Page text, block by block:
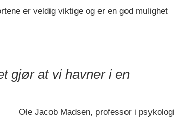
er veldig viktige og er en god mulighet
gjør at vi havner i en
Ole Jacob Madsen, professor i psykologi